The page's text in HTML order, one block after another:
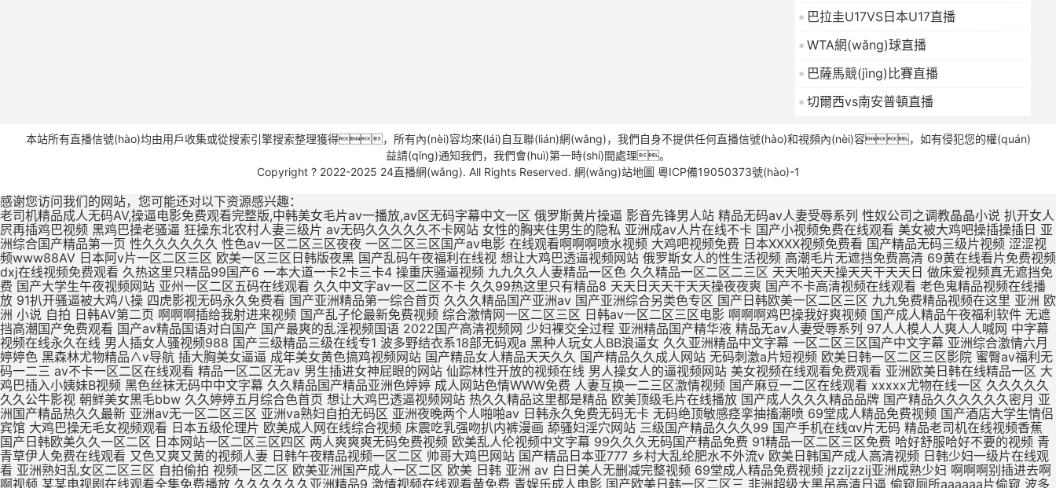
巴拉圭U17VS日本U17直播
WTA網(wǎng)球直播
巴薩馬競(jìng)比賽直播
切爾西vs南安普頓直播
本站所有直播信號(hào)均由用戶收集或從搜索引擎搜索整理獲得，所有內(nèi)容均來(lái)自互聯(lián)網(wǎng)，我們自身不提供任何直播信號(hào)和視頻內(nèi)容，如有侵犯您的權(quán)
益請(qǐng)通知我們，我們會(huì)第一時(shí)間處理。
Copyright ? 2022-2025 24直播網(wǎng). All Rights Reserved. 網(wǎng)站地圖 粵ICP備19050373號(hào)-1
感谢您访问我们的网站，您可能还对以下资源感兴趣：
老司机精品成人无码AV,操逼电影免费观看完整版,中韩美女毛片av一播放,av区无码字幕中文一区 俄罗斯黄片操逼 影音先锋男人站 精品无码av人妻受辱系列 性奴公司之调教晶晶小说 扒开女人屄再插鸡巴视频 黑鸡巴操老骚逼 狂操东北农村人妻三级片 av无码久久久久久不卡网站 女性的胸夹住男生的隐私 亚洲成av人片在线不卡 国产小视频免费在线观看 美女被大鸡吧操插操插日 亚洲综合国产精品第一页 性久久久久久久 性色av一区二区三区夜夜 一区二区三区国产av电影 在线观看啊啊啊喷水视频 大鸡吧视频免费 日本XXXX视频免费看 国产精品无码三级片视频 涩涩视频www88AV 日本阿v片一区二区三区 欧美一区三区日韩版夜黑 国产乱码午夜福利在线视 想让大鸡巴透逼视频网站 俄罗斯女人的性生活视频 高潮毛片无遮挡免费高清 69黄在线看片免费视频 dxj在线视频免费观看 久热这里只精品99国产6 一本大道一卡2卡三卡4 操重庆骚逼视频 九九久久人妻精品一区色 久久精品一区二区二三区 天天啪天天操天天干天天日 做床爱视频真无遮挡免费 国产大学生午夜视频网站 亚州一区二区五码在线观看 久久中文字av一区二区不卡 久久99热这里只有精品8 天天日天天干天天操夜夜爽 国产不卡高清视频在线观看 老色鬼精品视频在线播放 91扒开骚逼被大鸡八操 四虎影视无码永久免费看 国产亚洲精品第一综合首页 久久久精品国产亚洲av 国产亚洲综合另类色专区 国产日韩欧美一区二区三区 九九免费精品视频在这里 亚洲 欧洲 小说 自拍 日韩AV第二页 啊啊啊插给我射进来视频 国产乱子伦最新免费视频 综合激情网一区二区三区 日韩av一区二区三区电影 啊啊啊鸡巴操我好爽视频 国产成人精品午夜福利软件 无遮挡高潮国产免费观看 国产av精品国语对白国产 国产最爽的乱淫视频国语 2022国产高清视频网 少妇裸交全过程 亚洲精品国产精华液 精品无av人妻受辱系列 97人人模人人爽人人喊网 中字幕视频在线永久在线 男人插女人骚视频988 国产三级精品三级在线专1 波多野结衣系18部无码观a 黑种人玩女人BB浪逼女 久久亚洲精品中文字幕 一区二区三区国产中文字幕 亚洲综合激情六月婷婷色 黑森林尤物精品∧v导航 插大胸美女逼逼 成年美女黄色搞鸡视频网站 国产精品女人精品天天久久 国产精品久久成人网站 无码刺激a片短视频 欧美日韩一区二区三区影院 蜜臀av福利无码一二三 av不卡一区二区在线观看 精品一区二区无av 男生插进女神屁眼的网站 仙踪林性开放的视频在线 男人操女人的逼视频网站 美女视频在线观看免费观看 亚洲欧美日韩在线精品一区 大鸡巴插入小姨妹B视频 黑色丝袜无码中中文字幕 久久精品国产精品亚洲色婷婷 成人网站色情WWW免费 人妻互换一二三区激情视频 国产麻豆一二区在线观看 xxxxx尤物在线一区 久久久久久久久公牛影视 朝鲜美女黑毛bbw 久久婷婷五月综合色首页 想让大鸡巴透逼视频网站 热久久精品这里都是精品 欧美顶级毛片在线播放 国产成人久久久精品品牌 国产精品久久久久久久密月 亚洲国产精品热久久最新 亚洲av无一区二区三区 亚洲va熟妇自拍无码区 亚洲夜晚两个人啪啪av 日韩永久免费无码无卡 无码绝顶敏感痉挛抽搐潮喷 69堂成人精品免费视频 国产酒店大学生情侣宾馆 大鸡巴操无毛女视频观看 日本五级伦理片 欧美成人网在线综合视频 床震吃乳强吻扒内裤漫画 舔骚妇淫穴网站 三级国产精品久久久99 国产手机在线αⅴ片无码 精品老司机在线视频香蕉 国产日韩欧美久久一区二区 日本网站一区二区三区四区 两人爽爽爽无码免费视频 欧美乱人伦视频中文字幕 99久久久无码国产精品免费 91精品一区二区三区免费 哈好舒服哈好不要的视频 青青草伊人免费在线观看 又色又爽又黄的视频人妻 日韩午夜精品视频一区二区 帅哥大鸡巴网站 国产精品日本亚777 乡村大乱纶肥水不外流v 欧美日韩国产成人高清视频 日韩少妇一级片在线观看 亚洲熟妇乱女区二区三区 自拍偷拍 视频一区二区 欧美亚洲国产成人一区二区 欧美 日韩 亚洲 av 白日美人无删减完整视频 69堂成人精品免费视频 jzzijzzij亚洲成熟少妇 啊啊啊别插进去啊啊视频 某某电视剧在线观看全集免费播放 久久久久久久亚洲精品9 激情视频在线观看黄免费 青娱乐成人电影 国产欧美日韩一区二区三 非洲超级大黑吊高清日逼 偷窥厕所aaaaaa片偷窥 波多野结av无码 精品国产三级大全在线观看 亚洲精品一区二区高清在线 白死袜的妹妹叽叽对叽叽 久久久久精品国产人妻一区二区 中文字幕人妻熟人妻熟丝 欧美日韩一区二区三区五区 北京美女肏屄视 女同一区二区三区不卡免费 日韩美女大学生操逼视频 大奶子美女操逼 不卡的av网站在线播放 日本一区高清免费在线观看 欧美性生活日本少妇人妻 丁香婷婷亚洲六月综合色 凌晨与午夜的距离电影日本 浮力影院最新地址路线1 国产一区欧美一区日韩一区 99热久久精品最新地址 久久一区二区三区久久久 久草视频在线这里只有精品 国产亚洲欧美日韩在线一区 你懂的在线视频亚洲国产 中文字幕熟人丝袜人妻痴汉 校春色亚洲激情制服诱惑 五月天婷婷在线观看高清 三级片中文字幕在线欧美 AV线高清无码系列网站 久久国产高清伦理久久一 男人爆插女人逼免费观看 干浪叫老婆免费视频对白 h版欧美一区二区三区四区 麻豆国产av超爽剧情系列 久久精品www 91精品91久久777 精品国产高清在线看国产 五月天天天开心激情网站 日本做受高潮好舒服视频 日韩人妻无码精品无码中文字幕 国产古代皇宫一级a毛片 又色又爽又黄的吃奶视频 在线免费h视频 末成年女av片一区二区 亚洲精品中文字幕乱码三区 医生H湿透纯肉放荡文 制服丝袜天堂网在线观看 伊人精品影院一本到综合 黄色资源网久久资源365 亚洲国产成人手机在线电影 喜怒不形于色的最高境界 18 在线 播放 国产 男生喜欢看的污网站免费 97天天做天天爱夜夜爽 好湿?好紧?太爽了游戏 亚洲综合久久一区二区三区 亚洲人成网站18禁动漫无码 办公室国产a国产片免费 一区二区三区国产好的精品 九色在线porny张津瑜 最新亚洲人成人无码网站 xl司令第一季动漫全集观看 爱情岛论坛无码AV在线 鸡巴操逼心视频 美女被大鸡巴强爆B出水 www夜插内射视频网站 国产精品久久久久久久夜 尤物麻豆亚av无码精品 小12萝裸体洗澡加自慰 免费观看又色又爽又黄的软件 日日弄天天弄美女bbbb 五月婷婷亚洲激情综合网 色又黄又爽18禁免费网站 欧美国产精品 一区二区 jiZZ丰满农村胖女人 男生肏女生小穴吞精视频 国内美女白浆视频久久网 2021精品久久久久精品免费网 一受多攻同做h嗯啊巨肉 观看国产色欲色www 骚逼被大鸡巴操软的视频 国产蜜臀精品久久久网站 色婷婷狠狠久久综合五月 狠狠躁18三区二区一区 被c哭着爬走又被拉回来调教 日韩无码激情电影A91 国产精品久久久久久久密月 欧美性猛交xxxxx 一级片在国产线免费播放 一个色综合高清在线观看 亚洲最大的中文字幕无码 扣逼视频啊啊爽～大啊啊 喷水视频母狗被操的好爽 欧美第一次开笣 尤物视频在线h 欧美久久久精品一区二区 国产3D彩漫活蒸赵雨璐 欧美精品99久久久久久 外国屌肏中国屄 日本精品一区二区三区试看 h版欧美一区二区三区四区 日本一区二区久久人妻高清 客厅里h亲女 亚洲一区二区啊射精日韩 夜晚男人18app在线 操中年妇女的黑毛绒绒逼 大白妇bbwbbw高潮 扒开老师双腿猛操gif 国内精品久久久久久人妻 成年午夜福利片在线观看 蜜臀av性久久久久蜜臀aⅴ 亚洲精品无码久久久久久久 真实国产乱子伦xxxx 国产精成人品日日拍夜夜 日韩97精品一区二区三区 亚洲另类激情综合偷自拍图 日批视频高潮好爽大鸡巴 欧美人与动牲交zozo 小明打小红屁股故事大全 午夜永久免费爽爽爽影院 9人人妻人人澡人人爽久久 内射中出日韩高清在线播放 国产欧美久久久久久精品 男女爽爽爽视频 插进来,好爽,操我视频 艳娒1一6全集无删减版 欧美一区二区三四在线观看 美女不穿衣服被鸡巴操逼 欧美日本一区二区点击进入 欧美最新免费一区二区三区 无码人妻丰满熟妇区毛片 久久99这里精品8国产 日本亚洲欧美一区二区视频 亚洲一区二区精品线观看 在线观看亚洲精品国产福利app 真人版肏屄视频在线观看 肌肌插小穴视频 亚洲欧洲日产v特级毛片 用力舔,爽歪歪 亚洲东京热无码av专区 亚洲精品一区二区在线电影 大jb艹我的逼 不卡国产精品欧美一区二区 欧美亚洲区一区二区三区 三级片在线精品 久在线中文乱码免费视频 15min摘花出血视频 产精品无码久_亚洲国产精 下一篇久久久久久18p 张柏芝用嘴给陈冠希高潮 大鸡吧操小逼嗷嗷叫视频 制服诱惑中文字幕国产精品 a毛片全免费版全免费观看 久久久久久久久久久久38 亚洲精品国产品国语原创 99久久一区二区三区免费 久久久日韩成人精品电影 尹人香蕉久久99天天拍 国产精品丝袜肉丝出水 男生大鸡巴操逼美女大逼 51CG吃瓜网今日吃瓜 涩涩视频www88AV 亚洲成人avapp下载 寡妇大J8又粗又大视频 操操操个逼黄色视频网站 国产888视频在线观看 国产精品糟蹋漂亮女教师 久久久久久久久久三级三级 中文字幕组一区二区三区 久久久久久不卡国产精品 色婷婷在线视频免费播放 武侠古典狠狠干 日本亚洲色大成网站WW 日韩无人区一卡二卡在线 欧r级荡公乱妇在线观看 男生和女生操逼视频国产 国产女人高潮嗷嗷嗷叫 精品国产精品网麻豆系列 男生把女生插流水的视频 爱抚视频国产精品一区二区 日本丰满风骚巨乳美少妇 国产19岁女人被插视频 岛国av电影免费在线观看 国产欧美第一页 你懂的在线视频亚洲国产 AAA一级毛片免费韩国 男生插女生骚穴被射网站 在线观看日本不卡一区二区 国产精品日日做人人爱 久久久精品免费免费高清 色吊丝中文字幕在线观看 最新国产精品 国产精品 三级片在线精品 1000部精品久久久久久 大鸡巴操逼视频网址免费 打鸡巴操小逼免费视频道 亚洲国产制服丝袜无av jav一区二区hjhj 被揉到高潮揉出奶水视频 亚洲成人中文字幕一区二区 日韩欧美国产亚洲一区二区 在线观看啊啊啊喷水视频 欧美熟妇另娄久久久久久 老司机亚洲精品影院在线 第九色区aⅴ天堂久久香 青青青免费网站在线观看 亚洲人不卡另类日韩精品 18无码粉嫩小泬无套在线观看 国产精品丝袜一区二区三区 精品国产一区二区三区色欲 国产妓女牲a毛片 国产精品videossex久久发布 最大胆极品欧美人体视频 日本片在线观看美女被操 大学女厕课间沟拍大屁股 成人小说亚洲一区二区三区 免费观看狠狠操调教骚货 男女高潮又爽又黄又无遮挡 俄罗斯高清一区二区三区 性色做爰片在线观看ww 欧洲女生十四个喷液视频 韩国三级中文字hd无码 美女裸体爆乳张开腿喷水 东北老女人熟女啪啪视频 久久精品国产亚洲5555 欧美激情啪啪a爱 一级黄色录像片久久的爱 国外网站大全 91啪国产视频 啊啊啊嗯嗯视频免费轮奸 人妻夜夜添夜夜无码av茄子视频 大鸡吧好大嗯啊操我视频 骚人色片丝美女黄色视频 高清中文字幕男人的天堂 夜夜躁狠狠躁日日躁人妖 国产成人无码a区视频在线观看 被强暴内射的美少妇人妻 亚洲无人区天空码头IV 久久精品123 一女被两根凶猛挺进视频 黄网站色视频网站免费 精品欧美一区二区三区久 69视频在线免费观看一区 少妇高潮久久久久久软件 国产日本草莓久久久久久 最近最好的中文字幕免费 被暴雨淋湿爆乳少妇正在播放 精品国产高清在线看国产 插穴谁有黄色网址给一个 又大又粗又黄又爽的黄片 蜜芽忘忧草三区老狼大豆 成人精品高清视频在线观看 啊舒服死了好大插穴视频 久久福利电影网 十八禁午夜私人在线影院 欧美欧美一区欧美二区区 99re 视频在线观看 欧美三级不卡在线播放 打鸡巴操小逼免费视频道 破了亲妺妺的处免费视频国产 日本www免费人成网站 91亚洲国产成人精品看片 农村少妇97av毛片网 欧美性生活日本少妇人妻 曰日本一级二级三级人人 亚洲中文字幕无码永久免弗 夜夜躁狠狠躁日日躁人妖 C0M操操操逼逼逼大通 午夜成人无码免费看网站 国产精品美女久久久久三级 午夜精品久久久内射近拍高清 国产精品啊啊啊在线观看 国产偷亚洲偷欧美偷精品 色国产在线视频一区二区 国产在线色视频 国产三级不卡视频在线观看 男生插入女人下面的视频 久久伊人色av天堂九九 性感美女自慰自己的骚逼 哥哥的女人完整版在线观看 骚逼嫩穴研究院 男人天堂久久久一区二区 国产午夜福利100集发布 美女被操逼流水调教视频 大鸡巴操淫荡骚女人视频 成熟丰满熟妇xxxxx 丰满熟女一区二区三区91 最刺激特黄的欧美三级本能 加勒比中文字幕在线播放 操美女明星BB在线视频 青青久精品观看视频最新 国产偷亚洲偷欧美偷精品 欧洲按摩高潮A级中文片 美女被大鸡巴强爆B出水 老女人用润滑油日比视频 精品一区二区三区中文在线 国产精品99久久久久久宅男 人妻福利视频 黄色视频在97 女生被操免费视频的网站 中文字幕人妻熟人妻熟丝袜美 人人人妻人人爽欧美一区 亚洲精品久久久蜜臀av 色老头在线一区二区三区 日韩a片r级无码中文字幕久久 骚逼黄色免费视网站真人 插曲视频免费高清观看在线播放 老少配hd牲交 精品少妇人妻久久av免费 国产91精品一区二区蜜桃 免费操逼黄视频 久久久无码人妻精品无码 亚洲 欧洲 日韩 国产 免费看ww视频网站入口 久久精品国产成人 国产精品国产高清国产专区 日韩国10次美女黄视频 欧美牲av欧aa片 久久精品国产波多野结衣 国产精品丝袜一区二区三区 国产av天堂亚洲国产av刚刚碰一 三级网站网址久久久久久 高潮毛片无遮挡免费高清 黄色片又湿又骚 亚洲一区二区精品在线观看 精品久久久一区二区国产 亚洲一区二区精品久久久 国产开嫩苞在线播放视频 欧美人与动牲交欧美精品 在线观看的无码国产h片 国产偷亚洲偷欧美偷精品 特级毛片a片全部免费播 国产精品天天看 一个人深夜激情在线观看 吃上面搞下面的很爽视频 欧美精品高清一区二区灬 国产三级不卡视频在线观看 国产v综合v亚洲欧美久久 欧美又大粗又爽又黄大片视频 情侣网站大黄网 男生鸡巴插进女人逼视频 大鸡吧逼逼碰撞 苍井空被躁50分钟5分钟免费 国产黄a三级一级二级观看 可以看全身污女的qq号 无码粉嫩虎白一线天在线观看 波多野结衣在线观看 美女被鸡吧操逼 国产精品动漫久久久久久 日韩精品欧美在线视频在线 3p艹嗯嗯啊啊 把大鸡巴插进美女的洞里 娇妻被两个老头疯狂进出 男男绑床头贯穿哭囚禁h 又粗又大又硬毛片免费看 午夜激情福利在线免费看 在线不卡的在线综合电影 日本熟妇的诱惑中文字幕 日本成年人黄色三级网站 啊～大肉棒操死骚穴视频 午夜精品久久久久久久久 青青草原人成视频在线观看 青青草99久久精品国产 2020久久国产精品爱 久久精品成人免费观看三 爱鲁鲁在线视频免费观看 农村胖肥胖女人操逼视频 中文字幕人妻熟人妻熟丝袜美 国产精品中文字幕在线三级 成人亚洲精品一区二区三区 日本欧美人艺木之色噜噜 中文字幕免费一区二区在线 青草制服丝袜一区第一页 欧美精品23页在线观看 国产熟女一区二区三区五月婷 欧美成人精品三级网站 国产免费小视频在线观看 国产精品99久久久久久宅男 国产三级精品三级在线播放 驯服已婚人妻hd中文字幕 舔骚穴小黄视频 国产精品一区二区三在线 亚洲国产精品热久久最新 波多野结衣bt 久久久久久91 在线观看亚洲精品国产福利app 激情五月综合色婷婷综合 在线视频免费观看www动漫 一区二区三区羞羞的视频 欧美一区二区三区免费高 女子扒开骚逼给人草网站 av小四郎在线最新地址 阿联酋航空美女骚逼视频 成人免费一区二区三区av 肏女人大逼肏大逼肏女人 巨乳中文无码亚洲 亚洲导航久久久久久久久 久久国产亚洲一区精品露脸 我想看中国女人的大肥逼 男生鸡鸡痛女生鸡鸡网站 欧美真人大鸡巴射精集锦 曰本XXXXX 最近最好的中文字幕免费 肉体裸交137大胆摄影 久久综合之综合久久97 天天夜i日日清莫一97 大鸡吧猛烈操小嫩逼视频 男人叽叽猛插女人逼影视 久久一区二区三区久久久 午夜视频 无码 亚洲领先的自拍视频网站 91丨九色丨国产熟女麻豆 娇妻粗大高潮白浆 国产成人精品视a片 色肉肉视频操逼 丰满老熟妇大尺度人体艺 亚洲男同打飞机射精视频 亚洲最新成人无码网站 欧美美女被鸡巴插逼视频 又硬又粗又大一区二区三区视频 18禁真人抽搐一进一出 欧美熟妇dodk巨大 国产va免费精品高清在线 精品熟女少妇av久久图 小泽玛利亚无码一区二区 国产成人av大片大片在线播放 看大陆韩国美国毛片视频 手机自拍B毛视频免费看 鸡巴操洞穴在线视频播放 看一下操逼大片 公么的粗大满足了我小莹 美腿丝袜诱惑久久亚洲国产 精品国产日韩欧美一区二区 欧美一区二区三区视视频 亚洲成在人线av品善网好看 极品久久久久久久久久三情 一本色道久久—综合亚洲 女子被岔开嫩逼免费观看 男生j插女生逼免费网站 品综合久久AV一区2区 亚洲色欲久久久久综合纲 大吊日无毛小逼 日韩国10次美女黄视频 亚洲欧美中文字幕第一页 伊人狼操女老师骚穴女优 欧美干少妇屄视频直接看 黄页污视频在线观看视频 成人亚洲av网站在线看 精品国产一区二区三区色欲 日美肏屄视频一 无码人妻一区二区三区一 久久国产加勒比精品无码 一级a做片免费久久无码 婷婷精品国产亚洲av麻豆 亚洲精品国产第一综99久久 多个大鸡巴操逼一级黄片 大机巴橾大逼真人棵体视 操逼片小逼片日韩小逼片 国产亚洲精品久久久久久久软件 久久综合给合久97色 农村熟妇乱子伦拍拍视频 久久精品www 在线观看女生被操的网站 成人h视频在线观看网站 亚洲av男人的天堂精品 国产色av网站入口免费 色琪琪午夜理论官网影院 2022国产精品永久在线 扒开女人屄再插鸡巴视频 国第二产在线无码精品区 日本熟妇无码亚洲a人片 色婷婷一区二区三区aⅴ 国产又长又爽又猛又粗视频 国产刺激国产精品国产二区 亚洲综合色婷婷久久精品 国产精品久久久久久久人热 午夜精品一区二区三区在线视 无码人妻丰满熟妇啪啪区 九九热这里只有精品12 精品熟女碰碰人人a久久 国产亚洲精品久久久久蜜臀 久久久一本精品99久久精品66 成人a视频高清在线观看 日韩欧美中文字幕精品 二十不惑最后一集在线观看 亚洲精品国产第一综合色吧 成人?亚洲?免费?视频 最新果冻传媒在线观看免费版 天堂网AV无码一区二区 朋友的丰满人妻HD中文 夜夜操夜夜操天天操天天操 日韩成人性生活一级视频 国偷窥女厕嘘嘘av不卡 一级黄色夫妻性生活片子 中文字幕亚洲一区二区三区 欧美日韩国产狼人久久久 九九久久精品免费视频观看 大鸡巴日大鸡巴 91超碰caoporn 国产成人精品cao在线 国产又大又黑又粗免费视频 娇妻与公h喂奶 国产精品无码一二区免费 中文字幕乱码第一二三区 亚洲综合国产精品第一页 国产爱豆剧果冻传媒在线 亚洲成a人片 国产挤奶水主播在线播放 国产精品女人精品天天久久 13一14周岁无码a片 国产精品丝袜拍在线观看 大吊日小逼免费黄色电影 欧美日韩国内一区二区三区 日韩精品国产精品中文字幕 小说区另类小说激情文学 把阴茎插进女人口内视频 农村胖肥胖女人操逼视频 啊啊啊啊啊啊嗯嗯嗯视频 日韩视频一区二区三区观看 成人黄疸从哪个部位开始黄 麻豆黄色在线观看高清国产 国产亚洲精99品精99 韩国三级电影热情的邻居 欧美黄色一级aaaaa 熟女中文字幕一区二区三区 中字无码av手机看av 五月精品夜夜春夜夜爽久久 快插进去舔视频 波多野结衣Av直接播放 大肉棒插插视频 国产v精品欧美精品v日韩 色综合久久九无码网中文 久久久有码一区二区三区 婷婷爱在线观看免费视频 无码播放一区二区三区 欧美性视频一区百花视频 大鸡巴一下子插到底儿啦 狠狠色噜噜色狠狠狠综合久久 免费能收黄台的直app 亚洲av精品久久久久a 成人在线日韩免费一卡二卡 久久人妻视频3乱一二区 少妇放荡的呻吟干柴烈火 巨乳人妻的诱惑韩国电影 日韩欧美一区二区在线观看 操女生免费网站有限公司 国内无遮码无码 91九色PORON观看 清纯女仆装自慰流白汁 久久99亚洲精品久久99果冻 女生扒开尿口让男生桶爽 下面一进一出好爽视频 亚洲精品中文字幕无码AV 国产精品一区二区三区v COS色妞视频一级毛片 国产一级毛片夜一级毛片 岛国av电影免费在线观看 精品国产精品国产99网站 婷婷精品国产亚洲av麻豆 性做久久久久久久久不卡 亚洲熟妇av一区二区三区浪潮 欧美性生活日本少妇人妻 骚逼被操黄色片 性少妇中国内射xxxx狠干 手插逼里视频? AV无码国产在线看网站 人人妻人人澡人人爽视频毒 午夜男女羞羞爽爽爽视频 插大胸美女逼逼 久久精品999国产亚洲 日韩大学生美女一区二区 国产精品亲子乱子伦xxxx裸 不卡一区二区三区av电影 龙泽玛丽亚电影在线观看 国产三级精品三级男人的天堂 69黄在线看片免费视频 人与嘼在线A片观看免费 尤物爆乳av导航 口国产成人高清在线播放 91丝袜精品久久久久久久 久久av动态图一区二区 久久久久亚va无码区首页 男人插女人骚视频998 亚洲成年人免费网站观看 亚洲欧美中文字幕第二十 麻豆乱码国产一区二区三区 一受多攻同做h嗯啊巨肉 jizz中国老师高潮喷水 黑丝骚逼女被操 午夜av网址在线观看免费 愉情按摩中文字幕理伦片 无码av天堂一区二区三区 亚洲码欧洲码一二三区麻豆 人妻中字幕出轨中文字幕 久久精品人人做人人爱爱 盗摄私密推油视频一二区 天天日天天操天天操天天操 诱人的邻居人妻中文字幕 午夜影视啪啪免费体验区 在线成a毛片免费播放 亚洲尤物内射超碰 大肉大捧一进一出好爽作文 无码粉嫩虎白一线天在线观看 大鸡巴搞我视频 免费真h视频网站无码 av韩国麻豆免费在线观看 朋友的丰满人妻hd 免av在线观看网站 av视频在线观看 久久久久久饥渴少妇高潮 久久不卡亚洲一区二区三区 中文亚洲爆乳无码专区 99r精品视频这里免费 国产青青草久久亚洲精品 亚洲a色91精品免费看 国产av偷闻女邻居内裤被发现 下面一进一出好爽视频 爱鲁鲁在线视频免费观看 九九re在线观看免费视频 久久国产亚洲精品夜夜夜 亚洲男人的天堂国产av 国产成人欧美视频在线观看 成人国产亚洲精品A区天堂 真人男女猛烈裸交动态图 大鸡巴操小骚逼真实视频 被插喷在线播放 中文字幕组一区二区三区 亚洲va欧美va天堂v国产综合 国产精品性夜天天拍拍 亚洲欧美另类自拍第一页 欧美精品亚洲精品日韩1818 国产熟女一区二区三区五月婷 啊不要操逼视频喷水变态 国产精品一区二区……～ 亚洲熟女av综合网丁香 人妻中文字字幕在线乱码 日韩中文高清字幕 久久 久久综合色一区二区三区 国产欧美精品一 韩国理论片无码国产精品 日韩欧美一区二区三区不卡 在线播放亚洲欧美小视频 亚洲18色成人网站www 欧美69久成人做爰视频 国产精品一区二区久久hs 国产欧美精品久久99亚洲 欧美成人网在线综合视频 久久精品国产亚洲av蜜色 日韩av主播电影在线观看 欧美日韩蜜臀精品综合网 大屁股熟女少妇一区二区 啊…哦…操熟女的大黑逼 人体艺术在线观看 国产大鸡巴操逼 成人小说亚洲一区二区三区 大尺度av在线免费观看 与嫂嫂操屄视频 男人把昆吧放女人屁股里 秋霞在线观看无码av片 山村爆操偷偷操91av 夜夜躁狠狠躁日日躁av 亚洲国产精品一区二区久久 国产成人精品日本亚洲i8 男人操女人逼能看的视频 久久一区二区精品夜夜嗨 亚洲欧美中文字幕第一页 日韩av一区二区精品不卡 黑人大点吊大战中国少妇 亚洲成年人免费网站观看 久久久精品国产色欲AV 国产男女黄视频在线观看 2020亚洲男人的天堂 另类重口特殊av无码 日日日日日日日日日日操 欧美激情精品久久久久久 国产白丝制服被啪到喷水视频 盗摄私密推油视频一二区 国产理论av在线第一页 国产成人精品一区二三区 最新永久免费av无码网站 2020亚洲欧美国产日韩 我要看中国高清大屌操逼 欧美精品国产精品日韩电影 freexx黑人欧美色欲大战视频 AV大鸡八疯狂抽查骚逼 男女啪视频免费观